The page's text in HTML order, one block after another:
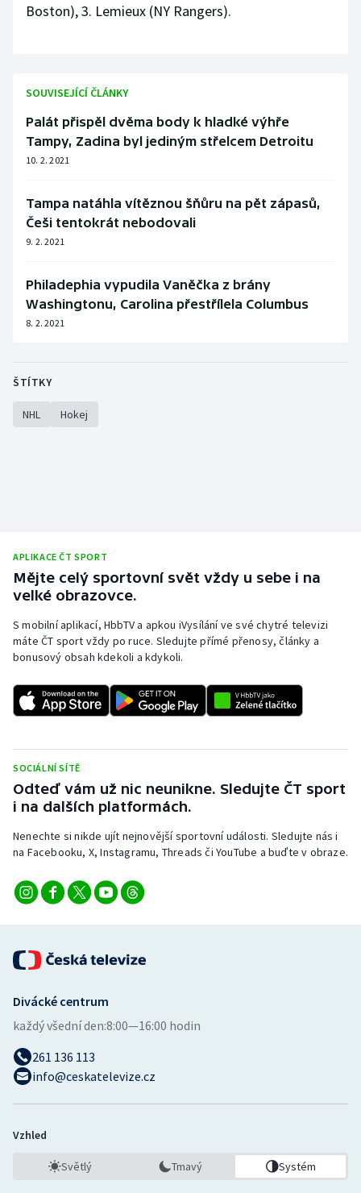
Boston), 3. Lemieux (NY Rangers).
SOUVISEJÍCÍ ČLÁNKY
Palát přispěl dvěma body k hladké výhře
Tampy, Zadina byl jediným střelcem Detroitu
10. 2. 2021
Tampa natáhla vítěznou šňůru na pět zápasů,
Češi tentokrát nebodovali
9. 2. 2021
Philadephia vypudila Vaněčka z brány
Washingtonu, Carolina přestřílela Columbus
8. 2. 2021
ŠTÍTKY
NHL Hokej
APLIKACE ČT SPORT
Mějte celý sportovní svět vždy u sebe i na
velké obrazovce.
S mobilní aplikací, HbbTV a apkou iVysílání ve své chytré televizi
máte ČT sport vždy po ruce. Sledujte přímé přenosy, články a
bonusový obsah kdekoli a kdykoli.
SOCIÁLNÍ SÍTĚ
Odteď vám už nic neunikne. Sledujte ČT sport
i na dalších platformách.
Nenechte si nikde ujít nejnovější sportovní události. Sledujte nás i
na Facebooku, X, Instagramu, Threads či YouTube a buďte v obraze.
Divácké centrum
každý všední den:8:00—16:00 hodin
261 136 113
info@ceskatelevize.cz
Vzhled
Světlý Tmavý Systém